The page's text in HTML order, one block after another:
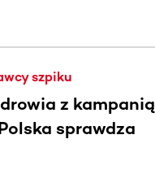
Użyj klawisza
szpiku
z kampanią
sprawdza